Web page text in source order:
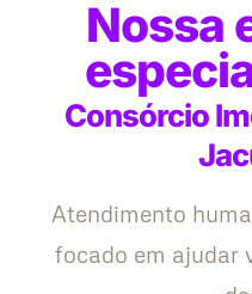
Nossa
Consórcio
Atendimento
focado em ajudar